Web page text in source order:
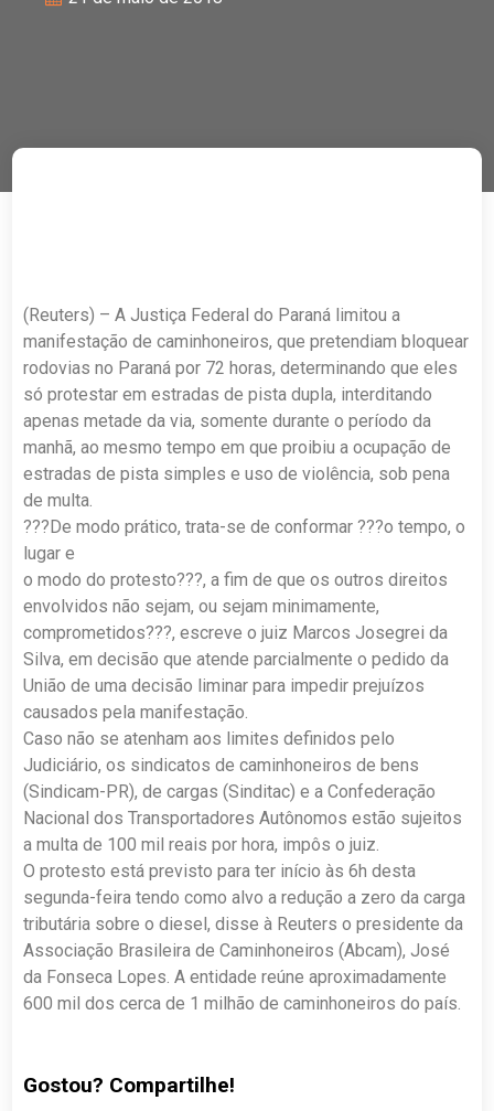
(Reuters) – A Justiça Federal do Paraná limitou a
manifestação de caminhoneiros, que pretendiam bloquear
rodovias no Paraná por 72 horas, determinando que eles
só protestar em estradas de pista dupla, interditando
apenas metade da via, somente durante o período da
manhã, ao mesmo tempo em que proibiu a ocupação de
estradas de pista simples e uso de violência, sob pena
de multa.
???De modo prático, trata-se de conformar ???o tempo, o
lugar e
o modo do protesto???, a fim de que os outros direitos
envolvidos não sejam, ou sejam minimamente,
comprometidos???, escreve o juiz Marcos Josegrei da
Silva, em decisão que atende parcialmente o pedido da
União de uma decisão liminar para impedir prejuízos
causados pela manifestação.
Caso não se atenham aos limites definidos pelo
Judiciário, os sindicatos de caminhoneiros de bens
(Sindicam-PR), de cargas (Sinditac) e a Confederação
Nacional dos Transportadores Autônomos estão sujeitos
a multa de 100 mil reais por hora, impôs o juiz.
O protesto está previsto para ter início às 6h desta
segunda-feira tendo como alvo a redução a zero da carga
tributária sobre o diesel, disse à Reuters o presidente da
Associação Brasileira de Caminhoneiros (Abcam), José
da Fonseca Lopes. A entidade reúne aproximadamente
600 mil dos cerca de 1 milhão de caminhoneiros do país.
Gostou? Compartilhe!